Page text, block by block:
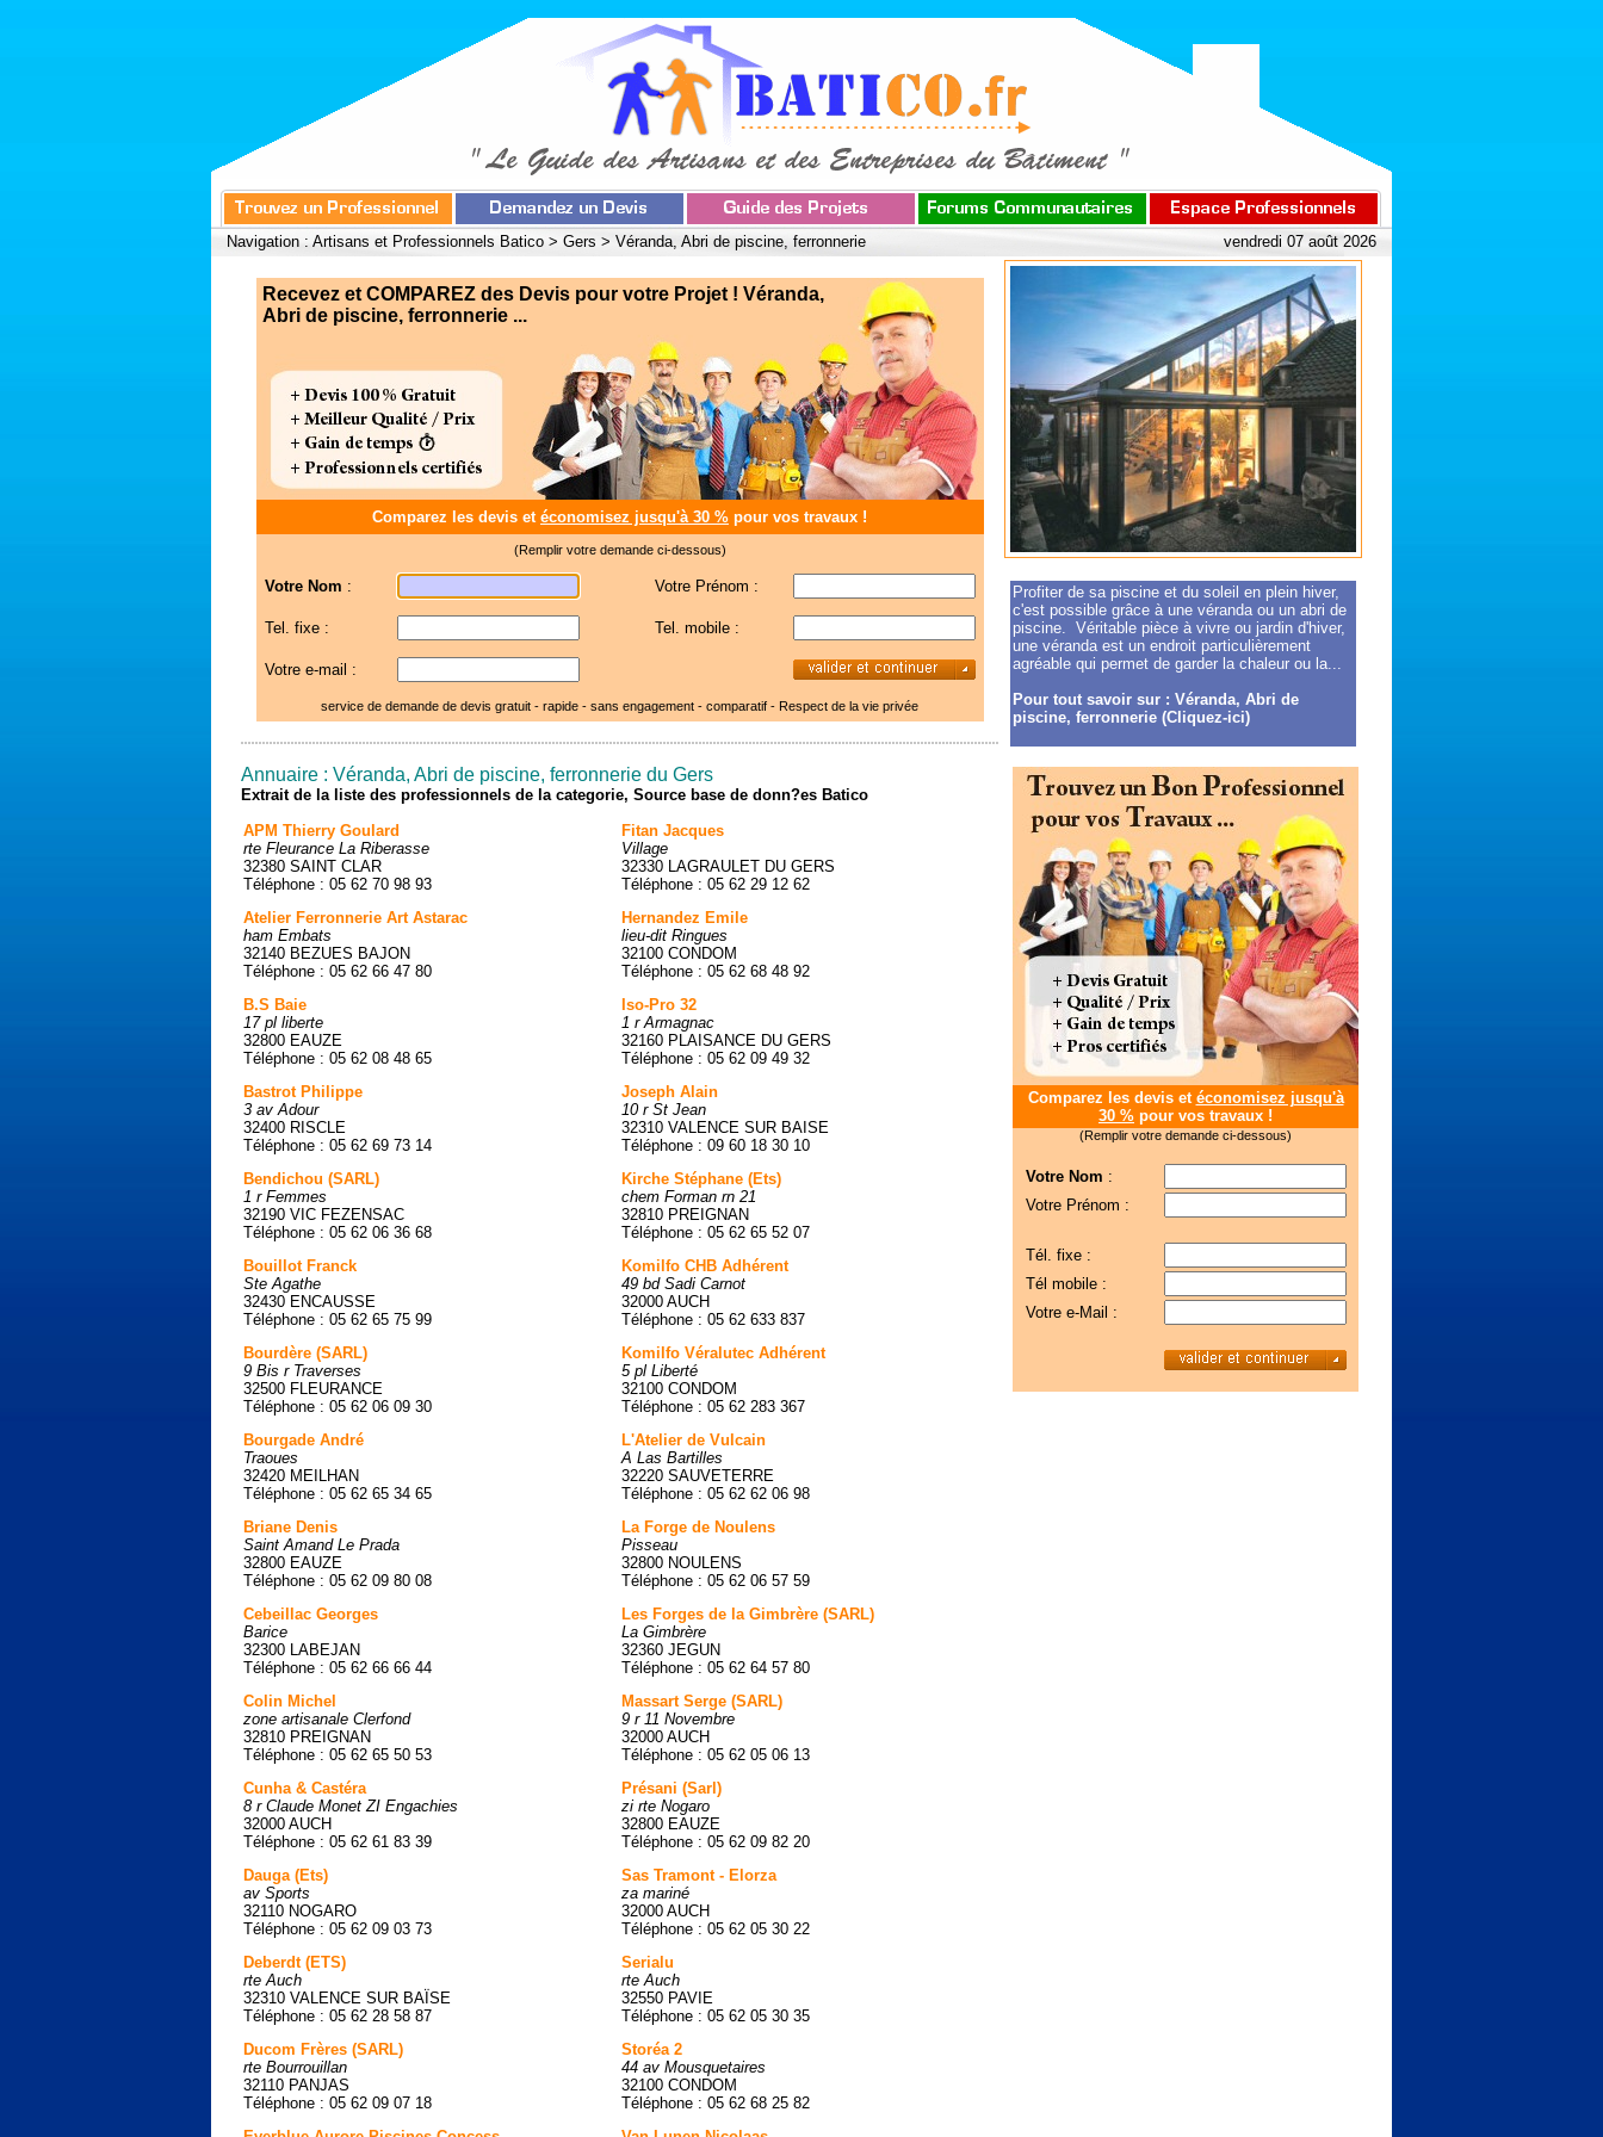
Navigation : Artisans et Professionnels Batico > Gers > Véranda, Abri de piscine, ferronnerie vendredi 07 août 2026
Recevez et COMPAREZ des Devis pour votre Projet ! Véranda,
Abri de piscine, ferronnerie ...
Comparez les devis et économisez jusqu'à 30 % pour vos travaux !
(Remplir votre demande ci-dessous)
Votre Nom : Votre Prénom :
Tel. fixe : Tel. mobile :
Votre e-mail :
service de demande de devis gratuit - rapide - sans engagement - comparatif - Respect de la vie privée
Annuaire : Véranda, Abri de piscine, ferronnerie du Gers
Extrait de la liste des professionnels de la categorie, Source base de donn?es Batico
APM Thierry Goulard
rte Fleurance La Riberasse
32380 SAINT CLAR
Téléphone : 05 62 70 98 93
Atelier Ferronnerie Art Astarac
ham Embats
32140 BEZUES BAJON
Téléphone : 05 62 66 47 80
B.S Baie
17 pl liberte
32800 EAUZE
Téléphone : 05 62 08 48 65
Bastrot Philippe
3 av Adour
32400 RISCLE
Téléphone : 05 62 69 73 14
Bendichou (SARL)
1 r Femmes
32190 VIC FEZENSAC
Téléphone : 05 62 06 36 68
Bouillot Franck
Ste Agathe
32430 ENCAUSSE
Téléphone : 05 62 65 75 99
Bourdère (SARL)
9 Bis r Traverses
32500 FLEURANCE
Téléphone : 05 62 06 09 30
Bourgade André
Traoues
32420 MEILHAN
Téléphone : 05 62 65 34 65
Briane Denis
Saint Amand Le Prada
32800 EAUZE
Téléphone : 05 62 09 80 08
Cebeillac Georges
Barice
32300 LABEJAN
Téléphone : 05 62 66 66 44
Colin Michel
zone artisanale Clerfond
32810 PREIGNAN
Téléphone : 05 62 65 50 53
Cunha & Castéra
8 r Claude Monet ZI Engachies
32000 AUCH
Téléphone : 05 62 61 83 39
Dauga (Ets)
av Sports
32110 NOGARO
Téléphone : 05 62 09 03 73
Deberdt (ETS)
rte Auch
32310 VALENCE SUR BAÏSE
Téléphone : 05 62 28 58 87
Ducom Frères (SARL)
rte Bourrouillan
32110 PANJAS
Téléphone : 05 62 09 07 18
Fitan Jacques
Village
32330 LAGRAULET DU GERS
Téléphone : 05 62 29 12 62
Hernandez Emile
lieu-dit Ringues
32100 CONDOM
Téléphone : 05 62 68 48 92
Iso-Pro 32
1 r Armagnac
32160 PLAISANCE DU GERS
Téléphone : 05 62 09 49 32
Joseph Alain
10 r St Jean
32310 VALENCE SUR BAISE
Téléphone : 09 60 18 30 10
Kirche Stéphane (Ets)
chem Forman rn 21
32810 PREIGNAN
Téléphone : 05 62 65 52 07
Komilfo CHB Adhérent
49 bd Sadi Carnot
32000 AUCH
Téléphone : 05 62 633 837
Komilfo Véralutec Adhérent
5 pl Liberté
32100 CONDOM
Téléphone : 05 62 283 367
L'Atelier de Vulcain
A Las Bartilles
32220 SAUVETERRE
Téléphone : 05 62 62 06 98
La Forge de Noulens
Pisseau
32800 NOULENS
Téléphone : 05 62 06 57 59
Les Forges de la Gimbrère (SARL)
La Gimbrère
32360 JEGUN
Téléphone : 05 62 64 57 80
Massart Serge (SARL)
9 r 11 Novembre
32000 AUCH
Téléphone : 05 62 05 06 13
Présani (Sarl)
zi rte Nogaro
32800 EAUZE
Téléphone : 05 62 09 82 20
Sas Tramont - Elorza
za mariné
32000 AUCH
Téléphone : 05 62 05 30 22
Serialu
rte Auch
32550 PAVIE
Téléphone : 05 62 05 30 35
Storéa 2
44 av Mousquetaires
32100 CONDOM
Téléphone : 05 62 68 25 82
Profiter de sa piscine et du soleil en plein hiver,
c'est possible grâce à une véranda ou un abri de
piscine. Véritable pièce à vivre ou jardin d'hiver,
une véranda est un endroit particulièrement
agréable qui permet de garder la chaleur ou la...
Pour tout savoir sur : Véranda, Abri de
piscine, ferronnerie (Cliquez-ici)
Comparez les devis et économisez jusqu'à
30 % pour vos travaux !
(Remplir votre demande ci-dessous)
Votre Nom :
Votre Prénom :
Tél. fixe :
Tél mobile :
Votre e-Mail :